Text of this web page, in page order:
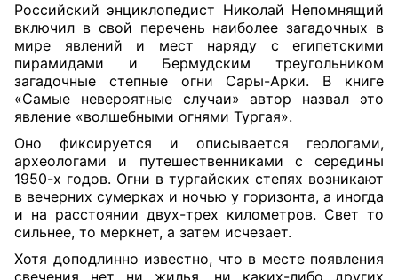
Российский энциклопедист Николай Непомнящий
включил в свой перечень наиболее загадочных в
мире явлений и мест наряду с египетскими
пирамидами и Бермудским треугольником
загадочные степные огни Сары-Арки. В книге
«Самые невероятные случаи» автор назвал это
явление «волшебными огнями Тургая».
Оно фиксируется и описывается геологами,
археологами и путешественниками с середины
1950-х годов. Огни в тургайских степях возникают
в вечерних сумерках и ночью у горизонта, а иногда
и на расстоянии двух-трех километров. Свет то
сильнее, то меркнет, а затем исчезает.
Хотя доподлинно известно, что в месте появления
свечения нет ни жилья, ни каких-либо других